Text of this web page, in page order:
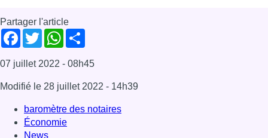
Partager l'article
Facebook
TwitterWhatsApp
07 juillet 2022 - 08h45
Modifié le 28 juillet 2022 - 14h39
baromètre des notaires
Économie
News